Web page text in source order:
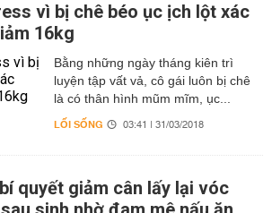
vì bị chê béo ục ịch lột xác
16kg
Bằng những ngày tháng kiên trì
luyện tập vất vả, cô gái luôn bị chê
là có thân hình mũm mĩm, ục...
LỐI SỐNG 03:41 | 31/03/2018
quyết giảm cân lấy lại vóc